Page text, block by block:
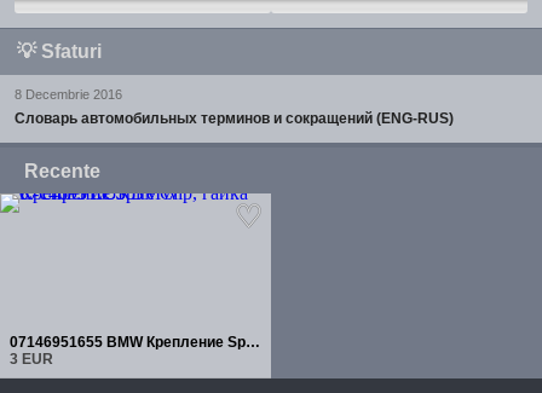
💡 Sfaturi
8 Decembrie 2016
Словарь автомобильных терминов и сокращений (ENG-RUS)
Recente
07146951655 BMW Крепление Spire Clip, гайка C-Clip
3 EUR